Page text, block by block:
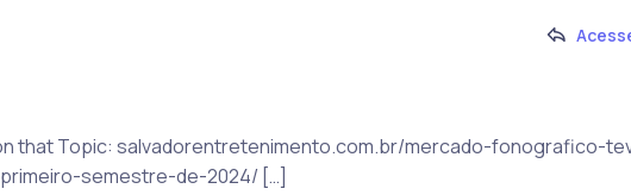
that Topic: salvadorentretenimento.com.br/mercado-fonografico-
semestre-de-2024/ […]